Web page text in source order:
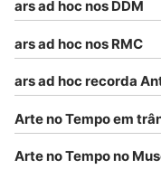
ars ad hoc nos DDM
ars ad hoc nos RMC
ars ad hoc recorda
Arte no Tempo em
Arte no Tempo no